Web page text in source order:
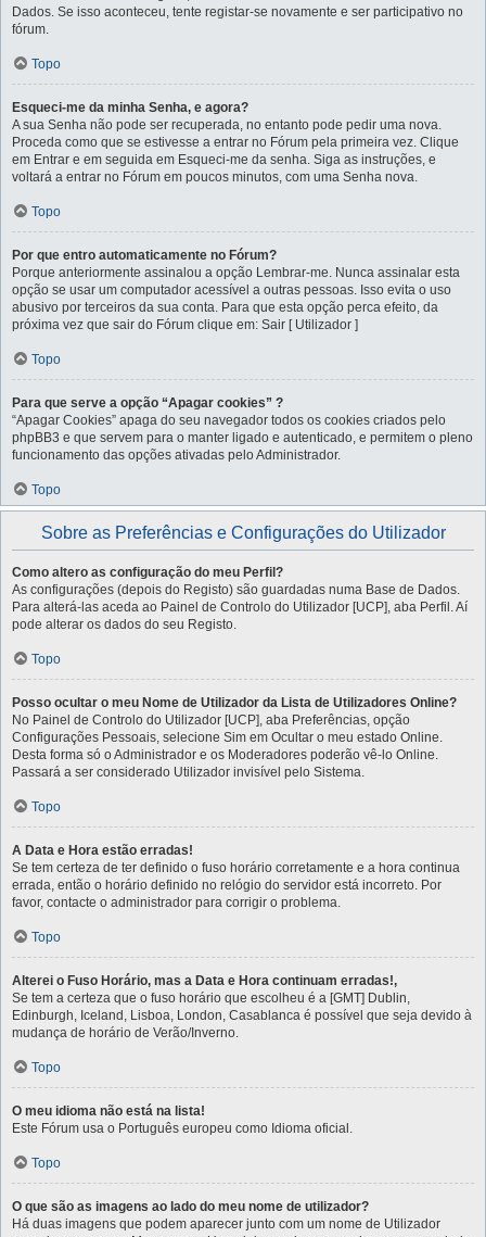
Dados. Se isso aconteceu, tente registar-se novamente e ser participativo no
fórum.
Topo
Esqueci-me da minha Senha, e agora?
A sua Senha não pode ser recuperada, no entanto pode pedir uma nova.
Proceda como que se estivesse a entrar no Fórum pela primeira vez. Clique
em Entrar e em seguida em Esqueci-me da senha. Siga as instruções, e
voltará a entrar no Fórum em poucos minutos, com uma Senha nova.
Topo
Por que entro automaticamente no Fórum?
Porque anteriormente assinalou a opção Lembrar-me. Nunca assinalar esta
opção se usar um computador acessível a outras pessoas. Isso evita o uso
abusivo por terceiros da sua conta. Para que esta opção perca efeito, da
próxima vez que sair do Fórum clique em: Sair [ Utilizador ]
Topo
Para que serve a opção “Apagar cookies” ?
“Apagar Cookies” apaga do seu navegador todos os cookies criados pelo
phpBB3 e que servem para o manter ligado e autenticado, e permitem o pleno
funcionamento das opções ativadas pelo Administrador.
Topo
Sobre as Preferências e Configurações do Utilizador
Como altero as configuração do meu Perfil?
As configurações (depois do Registo) são guardadas numa Base de Dados.
Para alterá-las aceda ao Painel de Controlo do Utilizador [UCP], aba Perfil. Aí
pode alterar os dados do seu Registo.
Topo
Posso ocultar o meu Nome de Utilizador da Lista de Utilizadores Online?
No Painel de Controlo do Utilizador [UCP], aba Preferências, opção
Configurações Pessoais, selecione Sim em Ocultar o meu estado Online.
Desta forma só o Administrador e os Moderadores poderão vê-lo Online.
Passará a ser considerado Utilizador invisível pelo Sistema.
Topo
A Data e Hora estão erradas!
Se tem certeza de ter definido o fuso horário corretamente e a hora continua
errada, então o horário definido no relógio do servidor está incorreto. Por
favor, contacte o administrador para corrigir o problema.
Topo
Alterei o Fuso Horário, mas a Data e Hora continuam erradas!,
Se tem a certeza que o fuso horário que escolheu é a [GMT] Dublin,
Edinburgh, Iceland, Lisboa, London, Casablanca é possível que seja devido à
mudança de horário de Verão/Inverno.
Topo
O meu idioma não está na lista!
Este Fórum usa o Português europeu como Idioma oficial.
Topo
O que são as imagens ao lado do meu nome de utilizador?
Há duas imagens que podem aparecer junto com um nome de Utilizador